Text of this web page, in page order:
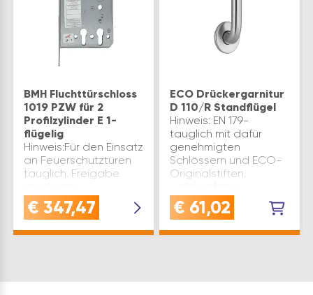
BMH Fluchttürschloss
1019 PZW für 2
Profilzylinder E 1-
flügelig
Hinweis:Für den Einsatz
an Feuerschutztüren
tauglich. Freigabe
Türblatthersteller
erforderlich.
€ 347,47
ECO Drückergarnitur
D 110/R Standflügel
Hinweis: EN 179-
tauglich mit dafür
genehmigten
Schlössern und ECO-
Originalstiften.
Hülsenschrauben und
Hülsenmuttern,Vollstift,
€ 61,02